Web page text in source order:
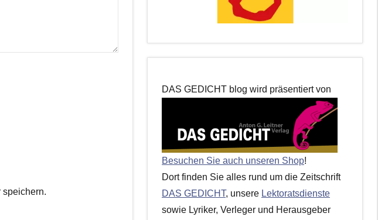
speichern.
DAS GEDICHT blog wird präsentiert von
Besuchen Sie auch unseren Shop!
Dort finden Sie alles rund um die Zeitschrift
DAS GEDICHT, unsere Lektoratsdienste
sowie Lyriker, Verleger und Herausgeber